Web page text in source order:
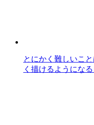
とにかく難しいこ
く描けるようにな